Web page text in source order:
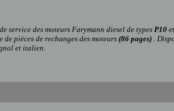
service des moteurs Farymann diesel de types P10
pièces de rechanges des moteurs (86 pages) .
et italien.